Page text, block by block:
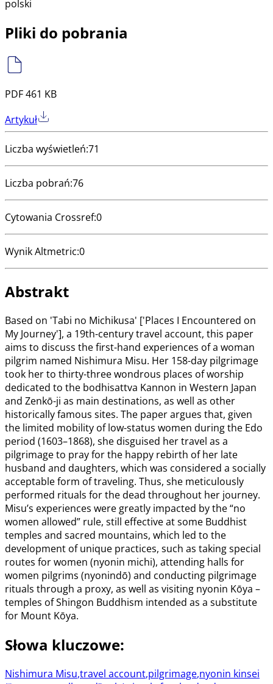
polski
Pliki do pobrania
PDF 461 KB
Artykuł
Liczba wyświetleń:71
Liczba pobrań:76
Cytowania Crossref:0
Wynik Altmetric:0
Abstrakt
Based on 'Tabi no Michikusa' ['Places I Encountered on
My Journey'], a 19th-century travel account, this paper
aims to discuss the first-hand experiences of a woman
pilgrim named Nishimura Misu. Her 158-day pilgrimage
took her to thirty-three wondrous places of worship
dedicated to the bodhisattva Kannon in Western Japan
and Zenkō-ji as main destinations, as well as other
historically famous sites. The paper argues that, given
the limited mobility of low-status women during the Edo
period (1603–1868), she disguised her travel as a
pilgrimage to pray for the happy rebirth of her late
husband and daughters, which was considered a socially
acceptable form of traveling. Thus, she meticulously
performed rituals for the dead throughout her journey.
Misu’s experiences were greatly impacted by the “no
women allowed” rule, still effective at some Buddhist
temples and sacred mountains, which led to the
development of unique practices, such as taking special
routes for women (nyonin michi), attending halls for
women pilgrims (nyonindō) and conducting pilgrimage
rituals through a proxy, as well as visiting nyonin Kōya –
temples of Shingon Buddhism intended as a substitute
for Mount Kōya.
Słowa kluczowe:
Nishimura Misu,travel account,pilgrimage,nyonin kinsei